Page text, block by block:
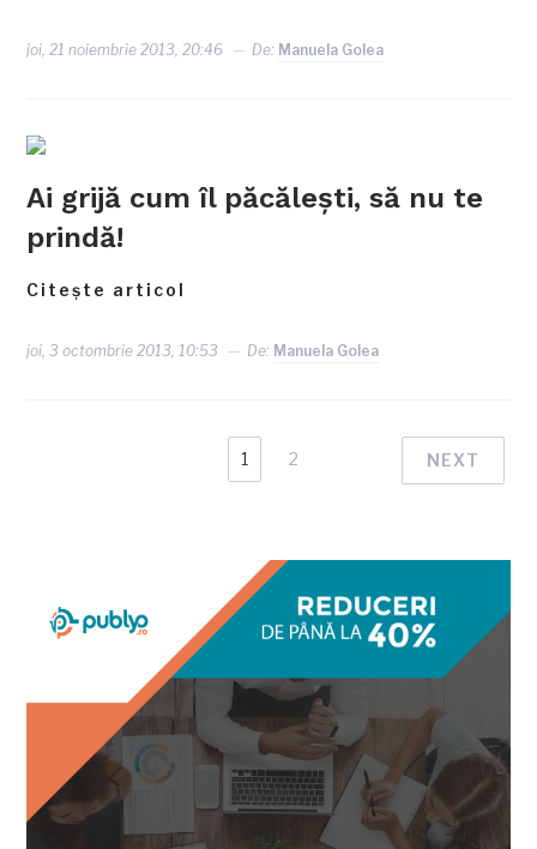
joi, 21 noiembrie 2013, 20:46 De: Manuela Golea
Ai grijă cum îl păcăleşti, să nu te
prindă!
Citește articol
joi, 3 octombrie 2013, 10:53 De: Manuela Golea
1 2 NEXT